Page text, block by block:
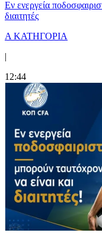
Εν ενεργεία
διαιτητές
Α ΚΑΤΗΓΟΡΙΑ
|
12:44